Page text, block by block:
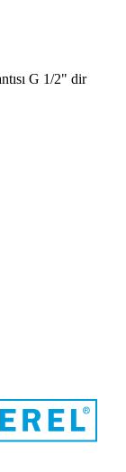
G 1/2" dir